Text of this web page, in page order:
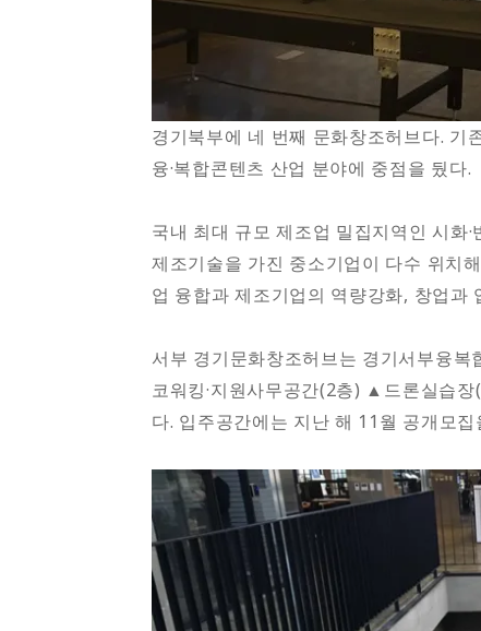
경기북부에 네 번째 문화창조허브다. 기
융·복합콘텐츠 산업 분야에 중점을 뒀다.
국내 최대 규모 제조업 밀집지역인 시화
제조기술을 가진 중소기업이 다수 위치
업 융합과 제조기업의 역량강화, 창업과
서부 경기문화창조허브는 경기서부융
코워킹·지원사무공간(2층) ▲드론실습
다. 입주공간에는 지난 해 11월 공개모